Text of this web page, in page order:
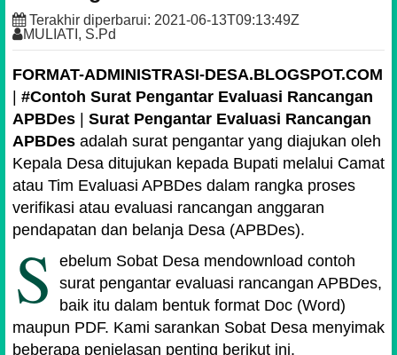
Terakhir diperbarui: 2021-06-13T09:13:49Z
MULIATI, S.Pd
FORMAT-ADMINISTRASI-DESA.BLOGSPOT.COM
| #Contoh Surat Pengantar Evaluasi Rancangan
APBDes | Surat Pengantar Evaluasi Rancangan
APBDes adalah surat pengantar yang diajukan oleh
Kepala Desa ditujukan kepada Bupati melalui Camat
atau Tim Evaluasi APBDes dalam rangka proses
verifikasi atau evaluasi rancangan anggaran
pendapatan dan belanja Desa (APBDes).
S
ebelum Sobat Desa mendownload contoh
surat pengantar evaluasi rancangan APBDes,
baik itu dalam bentuk format Doc (Word)
maupun PDF. Kami sarankan Sobat Desa menyimak
beberapa penjelasan penting berikut ini.